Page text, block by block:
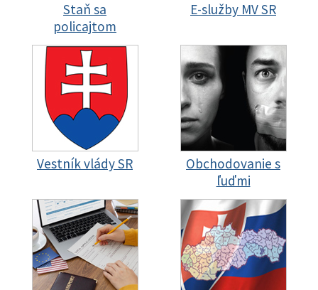
Staň sa
policajtom
E-služby MV SR
Vestník vlády SR
Obchodovanie s
ľuďmi